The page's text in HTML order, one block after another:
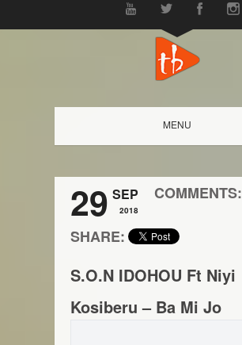
MENU
29 SEP
2018
COMMENTS:
SHARE:
S.O.N IDOHOU Ft Niyi
Kosiberu – Ba Mi Jo